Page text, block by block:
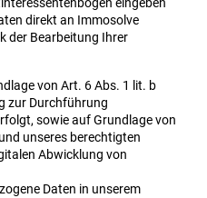
eingeben
direkt an Immosolve
der Bearbeitung Ihrer
von Art. 6 Abs. 1 lit. b
zur Durchführung
sowie auf Grundlage von
unseres berechtigten
Abwicklung von
Daten in unserem